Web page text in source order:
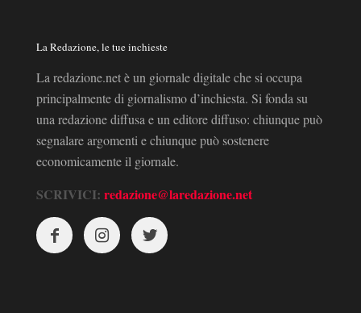
La Redazione, le tue inchieste
La redazione.net è un giornale digitale che si occupa
principalmente di giornalismo d’inchiesta. Si fonda su
una redazione diffusa e un editore diffuso: chiunque può
segnalare argomenti e chiunque può sostenere
economicamente il giornale.
SCRIVICI: redazione@laredazione.net